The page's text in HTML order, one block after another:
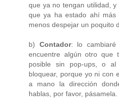
que ya no tengan utilidad, y
que ya ha estado ahí más
menos despejar un poquito
b) Contador: lo cambiaré
encuentre algún otro que
posible sin pop-ups, o
bloquear, porque yo ni con
a mano la dirección
hablas, por favor, pásamela.